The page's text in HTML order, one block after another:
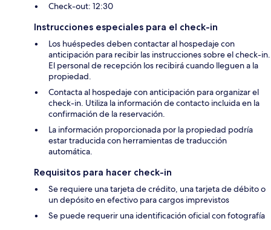
Check-out: 12:30
Instrucciones especiales para el check-in
Los huéspedes deben contactar al hospedaje con
anticipación para recibir las instrucciones sobre el check-in.
El personal de recepción los recibirá cuando lleguen a la
propiedad.
Contacta al hospedaje con anticipación para organizar el
check-in. Utiliza la información de contacto incluida en la
confirmación de la reservación.
La información proporcionada por la propiedad podría
estar traducida con herramientas de traducción
automática.
Requisitos para hacer check-in
Se requiere una tarjeta de crédito, una tarjeta de débito o
un depósito en efectivo para cargos imprevistos
Se puede requerir una identificación oficial con fotografía